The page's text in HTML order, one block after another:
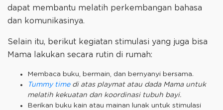
dapat membantu melatih perkembangan bahasa
dan komunikasinya.
Selain itu, berikut kegiatan stimulasi yang juga bisa
Mama lakukan secara rutin di rumah:
Membaca buku, bermain, dan bernyanyi bersama.
Tummy timedi atas playmat atau dada Mama untuk
melatih kekuatan dan koordinasi tubuh bayi.
Berikan buku kain atau mainan lunak untuk stimulasi